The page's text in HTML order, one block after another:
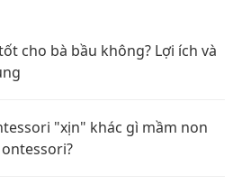
cho bà bầu không? Lợi ích và
"xịn" khác gì mầm non